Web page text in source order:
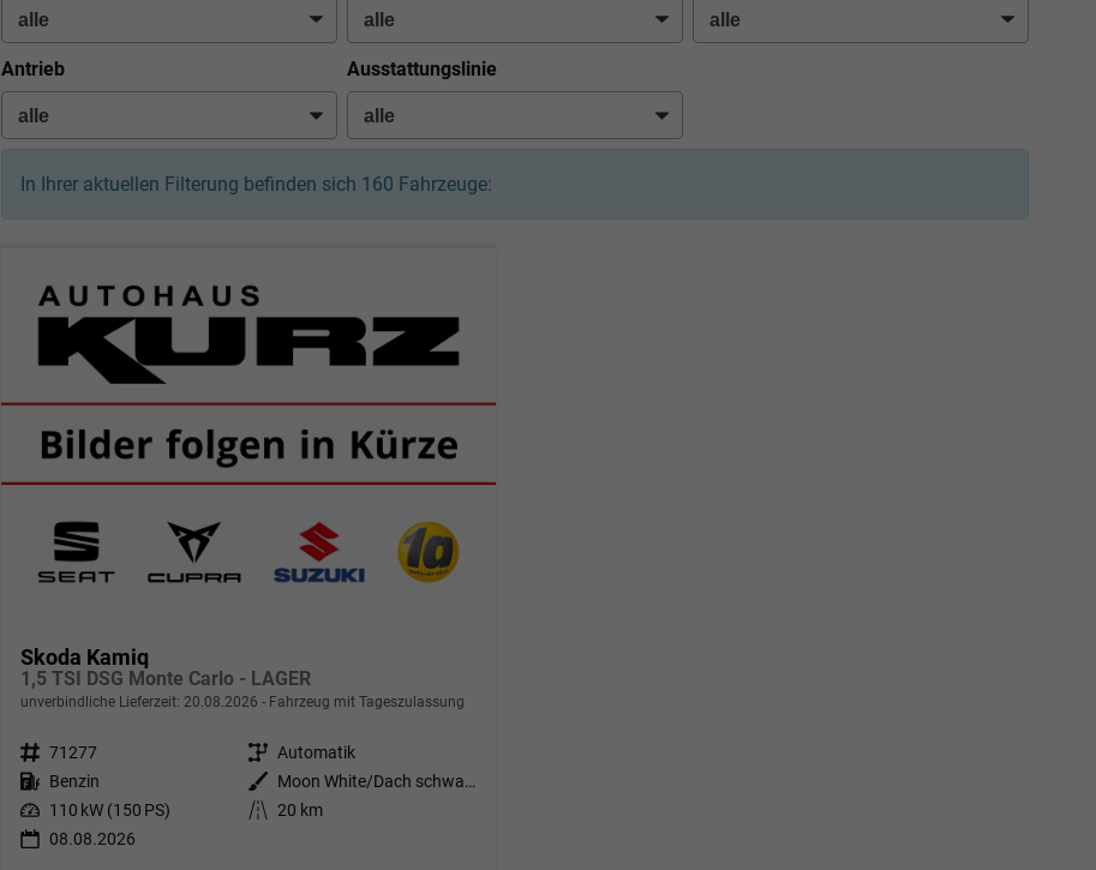
Antrieb Ausstattungslinie
In Ihrer aktuellen Filterung befinden sich 160 Fahrzeuge:
Skoda Kamiq
1,5 TSI DSG Monte Carlo - LAGER
unverbindliche Lieferzeit: 20.08.2026 Fahrzeug mit Tageszulassung
Fahrzeugnr. 71277 Getriebe Automatik
Kraftstoff Benzin Außenfarbe
Moon White/Dach schwarz Metallic (2Y1Z)
Leistung 110 kW (150 PS) Kilometerstand 20 km
08.08.2026